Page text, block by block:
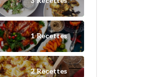
1 Recettes
2 Recettes